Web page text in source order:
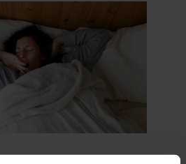
slapen écht met